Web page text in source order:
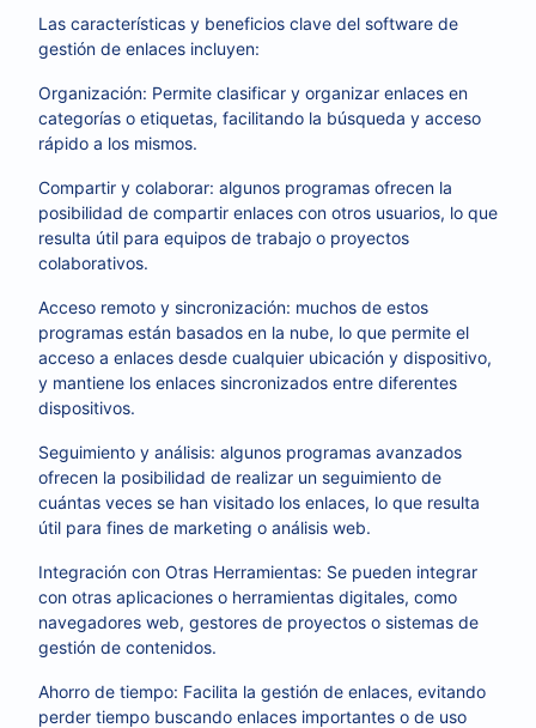
Las características y beneficios clave del software de
gestión de enlaces incluyen:
Organización: Permite clasificar y organizar enlaces en
categorías o etiquetas, facilitando la búsqueda y acceso
rápido a los mismos.
Compartir y colaborar: algunos programas ofrecen la
posibilidad de compartir enlaces con otros usuarios, lo que
resulta útil para equipos de trabajo o proyectos
colaborativos.
Acceso remoto y sincronización: muchos de estos
programas están basados ​​en la nube, lo que permite el
acceso a enlaces desde cualquier ubicación y dispositivo,
y mantiene los enlaces sincronizados entre diferentes
dispositivos.
Seguimiento y análisis: algunos programas avanzados
ofrecen la posibilidad de realizar un seguimiento de
cuántas veces se han visitado los enlaces, lo que resulta
útil para fines de marketing o análisis web.
Integración con Otras Herramientas: Se pueden integrar
con otras aplicaciones o herramientas digitales, como
navegadores web, gestores de proyectos o sistemas de
gestión de contenidos.
Ahorro de tiempo: Facilita la gestión de enlaces, evitando
perder tiempo buscando enlaces importantes o de uso